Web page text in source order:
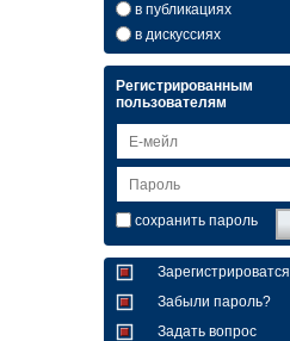
в публикациях
в дискуссиях
Регистрированным
пользователям
сохранить пароль
Зарегистрироватся
Забыли пароль?
Задать вопрос